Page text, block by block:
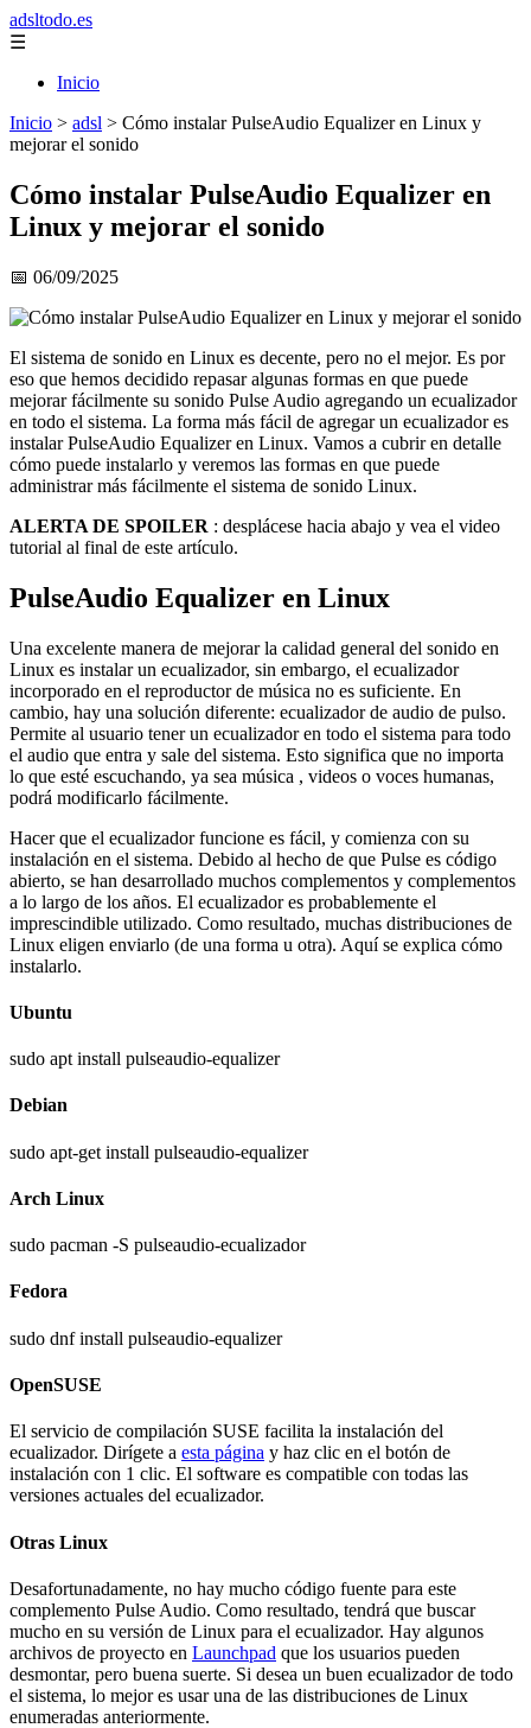
adsltodo.es
☰
Inicio
Inicio > adsl > Cómo instalar PulseAudio Equalizer en Linux y
mejorar el sonido
Cómo instalar PulseAudio Equalizer en
Linux y mejorar el sonido
📅 06/09/2025
El sistema de sonido en Linux es decente, pero no el mejor. Es por
eso que hemos decidido repasar algunas formas en que puede
mejorar fácilmente su sonido Pulse Audio agregando un ecualizador
en todo el sistema. La forma más fácil de agregar un ecualizador es
instalar PulseAudio Equalizer en Linux. Vamos a cubrir en detalle
cómo puede instalarlo y veremos las formas en que puede
administrar más fácilmente el sistema de sonido Linux.
ALERTA DE SPOILER : desplácese hacia abajo y vea el video
tutorial al final de este artículo.
PulseAudio Equalizer en Linux
Una excelente manera de mejorar la calidad general del sonido en
Linux es instalar un ecualizador, sin embargo, el ecualizador
incorporado en el reproductor de música no es suficiente. En
cambio, hay una solución diferente: ecualizador de audio de pulso.
Permite al usuario tener un ecualizador en todo el sistema para todo
el audio que entra y sale del sistema. Esto significa que no importa
lo que esté escuchando, ya sea música , videos o voces humanas,
podrá modificarlo fácilmente.
Hacer que el ecualizador funcione es fácil, y comienza con su
instalación en el sistema. Debido al hecho de que Pulse es código
abierto, se han desarrollado muchos complementos y complementos
a lo largo de los años. El ecualizador es probablemente el
imprescindible utilizado. Como resultado, muchas distribuciones de
Linux eligen enviarlo (de una forma u otra). Aquí se explica cómo
instalarlo.
Ubuntu
sudo apt install pulseaudio-equalizer
Debian
sudo apt-get install pulseaudio-equalizer
Arch Linux
sudo pacman -S pulseaudio-ecualizador
Fedora
sudo dnf install pulseaudio-equalizer
OpenSUSE
El servicio de compilación SUSE facilita la instalación del
ecualizador. Dirígete a esta página y haz clic en el botón de
instalación con 1 clic. El software es compatible con todas las
versiones actuales del ecualizador.
Otras Linux
Desafortunadamente, no hay mucho código fuente para este
complemento Pulse Audio. Como resultado, tendrá que buscar
mucho en su versión de Linux para el ecualizador. Hay algunos
archivos de proyecto en Launchpad que los usuarios pueden
desmontar, pero buena suerte. Si desea un buen ecualizador de todo
el sistema, lo mejor es usar una de las distribuciones de Linux
enumeradas anteriormente.